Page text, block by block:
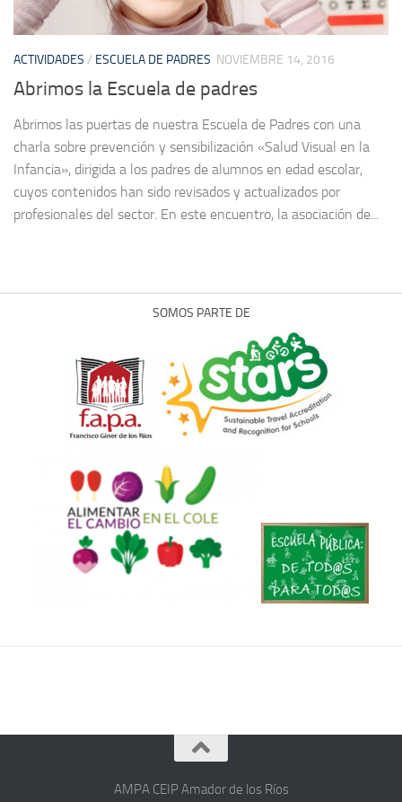
ACTIVIDADES / ESCUELA DE PADRES NOVIEMBRE 14, 2016
Abrimos la Escuela de padres
Abrimos las puertas de nuestra Escuela de Padres con una
charla sobre prevención y sensibilización «Salud Visual en la
Infancia», dirigida a los padres de alumnos en edad escolar,
cuyos contenidos han sido revisados y actualizados por
profesionales del sector. En este encuentro, la asociación de...
SOMOS PARTE DE
AMPA CEIP Amador de los Ríos